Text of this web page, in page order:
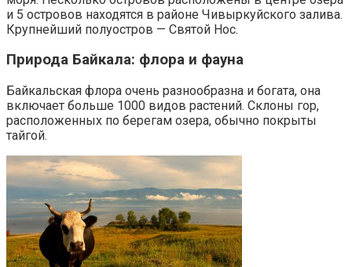
и 5 островов находятся в районе Чивыркуйского залива.
Крупнейший полуостров — Святой Нос.
Природа Байкала: флора и фауна
Байкальская флора очень разнообразна и богата, она
включает больше 1000 видов растений. Склоны гор,
расположенных по берегам озера, обычно покрыты
тайгой.